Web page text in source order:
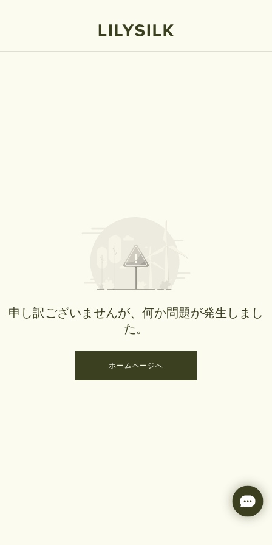
申し訳ございませんが、何か問題が発生しまし
た。
ホームページへ